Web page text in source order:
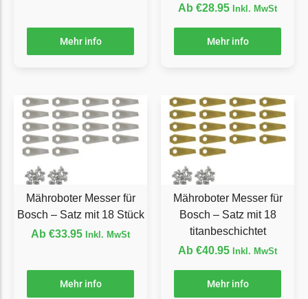
Etesia Messer
Eufy Messer
Ferrex
Ferrex Messer
Begrenzungsdraht
Florabest
Florabest Messer
Mehr info
Ab €28.95 Inkl. MwSt
Mehr info
Mähroboter Messer für
Bosch – Satz mit 18 Stück
Ab €33.95 Inkl. MwSt
Mehr info
Mähroboter Messer für
Bosch – Satz mit 18
titanbeschichtet
Ab €40.95 Inkl. MwSt
Mehr info